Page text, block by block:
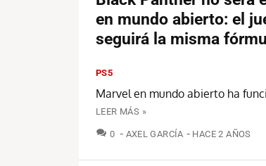
en mundo abierto: el
seguirá la misma
PS5
Marvel en mundo abierto ha
LEER MÁS »
0 COMENTARIOS
AXEL GARCÍA HACE 2 AÑOS